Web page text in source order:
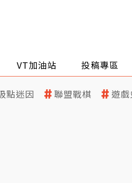
VT加油站 投稿專區
點迷因 聯盟戰棋 遊